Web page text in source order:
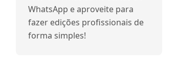
WhatsApp e aproveite para
fazer edições profissionais de
forma simples!